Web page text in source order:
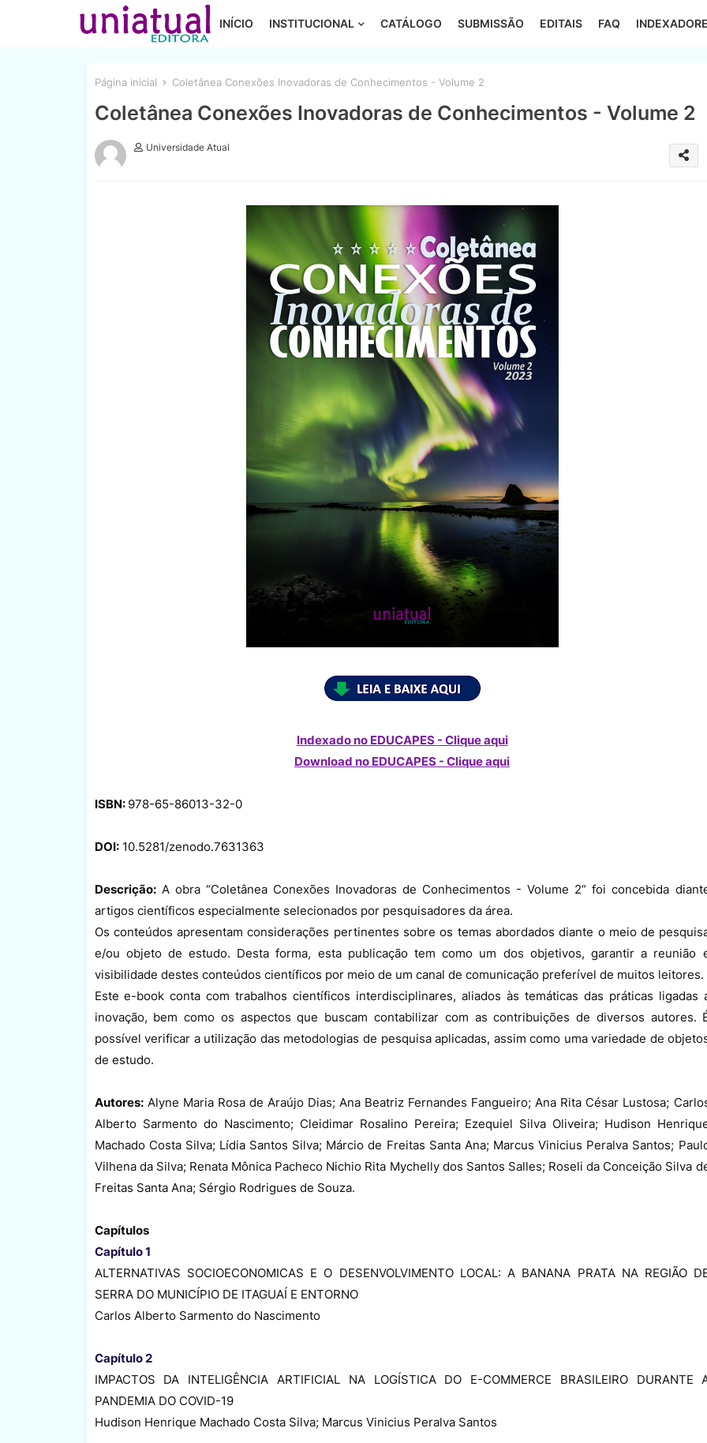
INÍCIO INSTITUCIONAL CATÁLOGO SUBMISSÃO EDITAIS FAQ
Página inicial Coletânea Conexões Inovadoras de Conhecimentos - Volume 2
Coletânea Conexões Inovadoras de Conhecimentos - Volume 2
Universidade Atual
Indexado no EDUCAPES - Clique aqui
Download no EDUCAPES - Clique aqui
ISBN: 978-65-86013-32-0
DOI:10.5281/zenodo.7631363
Descrição:A obra “Coletânea Conexões Inovadoras de Conhecimentos - Volume 2” foi concebida
artigos científicos especialmente selecionados por pesquisadores da área.
Os conteúdos apresentam considerações pertinentes sobre os temas abordados diante o meio de
e/ou objeto de estudo. Desta forma, esta publicação tem como um dos objetivos, garantir a reunião
visibilidade destes conteúdos científicos por meio de um canal de comunicação preferível de muitos leitores.
Este e-book conta com trabalhos científicos interdisciplinares, aliados às temáticas das práticas ligadas
inovação, bem como os aspectos que buscam contabilizar com as contribuições de diversos autores.
possível verificar a utilização das metodologias de pesquisa aplicadas, assim como uma variedade de
de estudo.
Autores:Alyne Maria Rosa de Araújo Dias; Ana Beatriz Fernandes Fangueiro; Ana Rita César Lustosa;
Alberto Sarmento do Nascimento; Cleidimar Rosalino Pereira; Ezequiel Silva Oliveira; Hudison
Machado Costa Silva; Lídia Santos Silva; Márcio de Freitas Santa Ana; Marcus Vinicius Peralva Santos;
Vilhena da Silva; Renata Mônica Pacheco Nichio Rita Mychelly dos Santos Salles; Roseli da Conceição Silva
Freitas Santa Ana; Sérgio Rodrigues de Souza.
Capítulos
Capítulo 1
ALTERNATIVAS SOCIOECONOMICAS E O DESENVOLVIMENTO LOCAL: A BANANA PRATA NA REGIÃO
SERRA DO MUNICÍPIO DE ITAGUAÍ E ENTORNO
Carlos Alberto Sarmento do Nascimento
Capítulo 2
IMPACTOS DA INTELIGÊNCIA ARTIFICIAL NA LOGÍSTICA DO E-COMMERCE BRASILEIRO DURANTE
PANDEMIA DO COVID-19
Hudison Henrique Machado Costa Silva; Marcus Vinicius Peralva Santos